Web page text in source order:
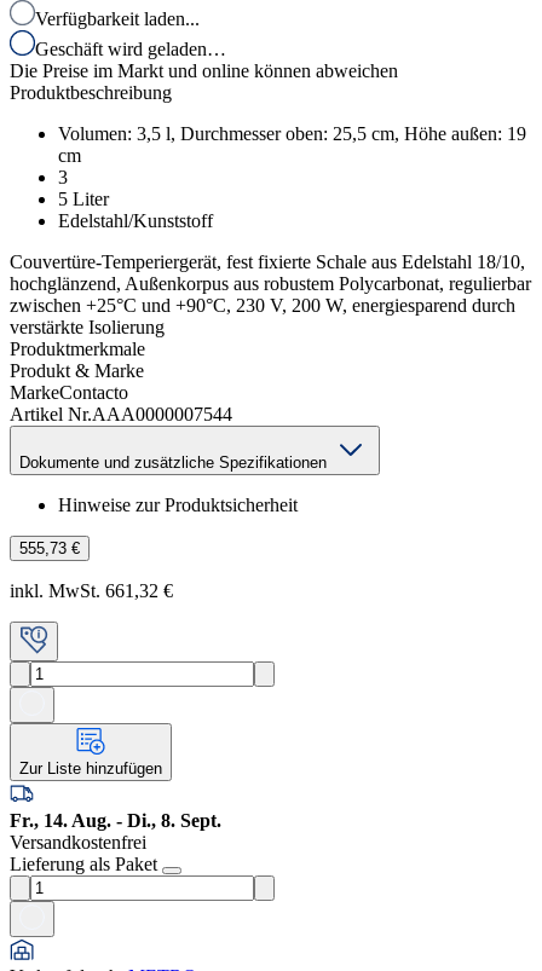
Verfügbarkeit laden...
Geschäft wird geladen…
Die Preise im Markt und online können abweichen
Produktbeschreibung
Volumen: 3,5 l, Durchmesser oben: 25,5 cm, Höhe außen: 19
cm
3
5 Liter
Edelstahl/Kunststoff
Couvertüre-Temperiergerät, fest fixierte Schale aus Edelstahl 18/10,
hochglänzend, Außenkorpus aus robustem Polycarbonat, regulierbar
zwischen +25°C und +90°C, 230 V, 200 W, energiesparend durch
verstärkte Isolierung
Produktmerkmale
Produkt & Marke
MarkeContacto
Artikel Nr.AAA0000007544
Dokumente und zusätzliche Spezifikationen
Hinweise zur Produktsicherheit
555,73 €
inkl. MwSt. 661,32 €
Zur Liste hinzufügen
Fr., 14. Aug. - Di., 8. Sept.
Versandkostenfrei
Lieferung als Paket